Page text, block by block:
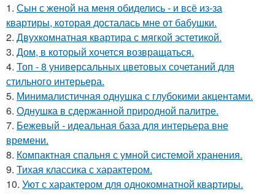
1. Сын с женой на меня обиделись - и всё из-за
квартиры, которая досталась мне от бабушки.
2. Двухкомнатная квартира с мягкой эстетикой.
3. Дом, в который хочется возвращаться.
4. Топ - 8 универсальных цветовых сочетаний для
стильного интерьера.
5. Минималистичная однушка с глубокими акцентами.
6. Однушка в сдержанной природной палитре.
7. Бежевый - идеальная база для интерьера вне
времени.
8. Компактная спальня с умной системой хранения.
9. Тихая классика с характером.
10. Уют с характером для однокомнатной квартиры.